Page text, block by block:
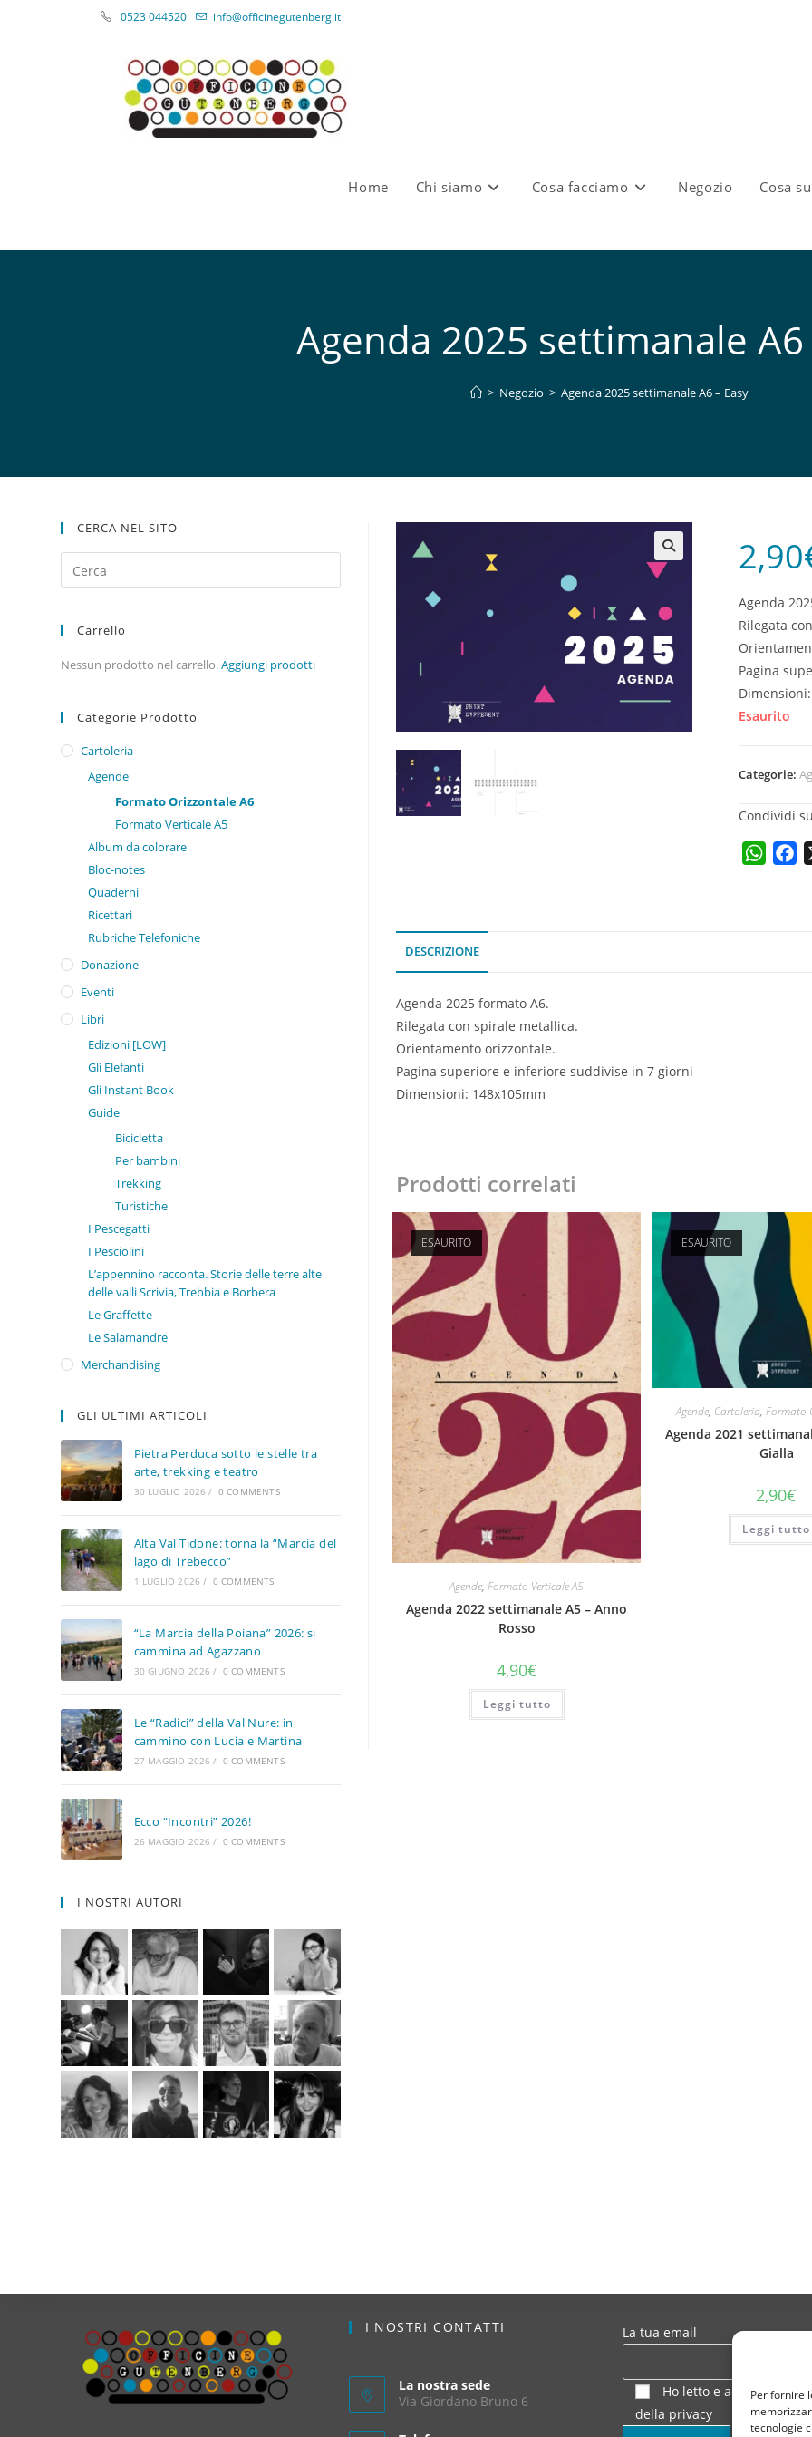
Per fornire
tecnologie
0523 044520 info@officinegutenberg.it
Home Chi siamo Cosa facciamo Negozio Cosa
Agenda 2025 settimanale A6
> Negozio > Agenda 2025 settimanale A6 – Easy
🔍 2,90
Agenda
Rilegata
Pagina
Esaurito
Categorie:
Condividi
W
DESCRIZIONE
Agenda 2025 formato A6.
Rilegata con spirale metallica.
Orientamento orizzontale.
Pagina superiore e inferiore suddivise in 7 giorni
Dimensioni: 148x105mm
Prodotti correlati
ESAURITO
Agende,Formato Verticale A5
Agenda 2022 settimanale A5 – Anno
Rosso
4,90€
Leggi tutto
ESAURITO
Agende, Cartoleria, Formato
Agenda 2021
Gialla
2,90€
Leggi tutto
CERCA NEL SITO
Carrello
Nessun prodotto nel carrello.Aggiungi prodotti
Categorie Prodotto
Cartoleria
Agende
Formato Orizzontale A6
Formato Verticale A5
Album da colorare
Bloc-notes
Quaderni
Ricettari
Rubriche Telefoniche
Donazione
Eventi
Libri
Edizioni [LOW]
Gli Elefanti
Gli Instant Book
Guide
Bicicletta
Per bambini
Trekking
Turistiche
I Pescegatti
I Pesciolini
L’appennino racconta. Storie delle terre alte
delle valli Scrivia, Trebbia e Borbera
Le Graffette
Le Salamandre
Merchandising
GLI ULTIMI ARTICOLI
Pietra Perduca sotto le stelle tra
arte, trekking e teatro
30 LUGLIO 2026 / 0 COMMENTS
Alta Val Tidone: torna la “Marcia del
lago di Trebecco”
1 LUGLIO 2026 / 0 COMMENTS
“La Marcia della Poiana” 2026: si
cammina ad Agazzano
30 GIUGNO 2026 / 0 COMMENTS
Le “Radici” della Val Nure: in
cammino con Lucia e Martina
27 MAGGIO 2026 / 0 COMMENTS
Ecco “Incontri” 2026!
26 MAGGIO 2026 / 0 COMMENTS
I NOSTRI AUTORI
I NOSTRI CONTATTI
La nostra sede
Via Giordano Bruno 6
La tua email
Ho letto e accetto le
della privacy